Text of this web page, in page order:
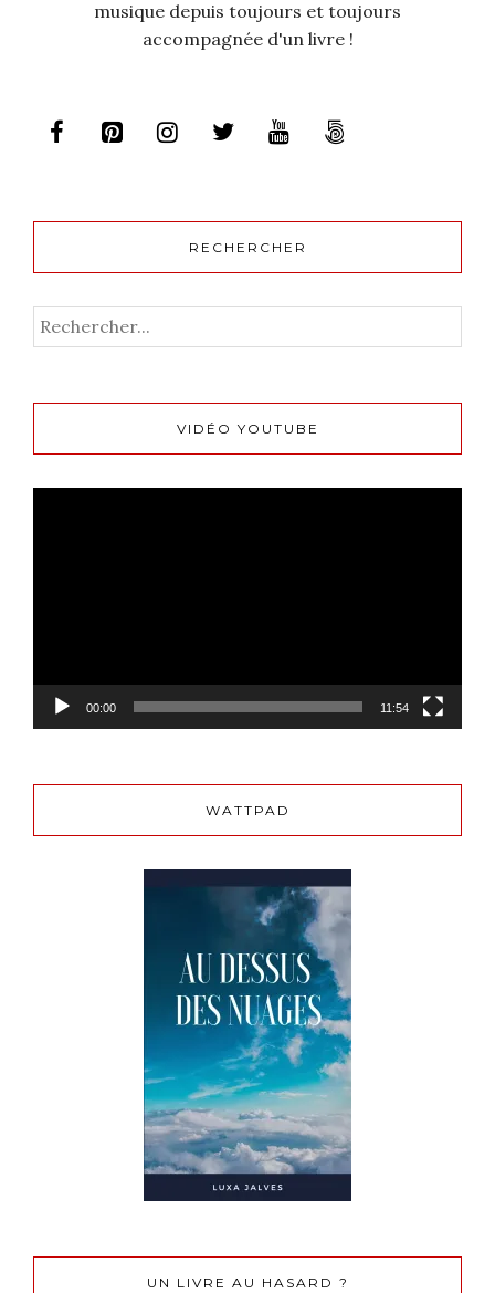
musique depuis toujours et toujours
accompagnée d'un livre !
RECHERCHER
VIDÉO YOUTUBE
00:00 11:54
WATTPAD
UN LIVRE AU HASARD ?